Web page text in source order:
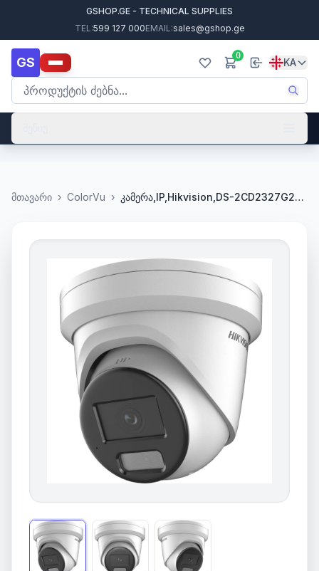
GSHOP.GE - TECHNICAL SUPPLIES
TEL:599 127 000EMAIL:sales@gshop.ge
GS 0
KA
მთავარი › ColorVu › კამერა,IP,Hikvision,DS-2CD2327G2-L(C),2.8mm,2mp,Turret,WL30m,ColorVu,,SDcard,